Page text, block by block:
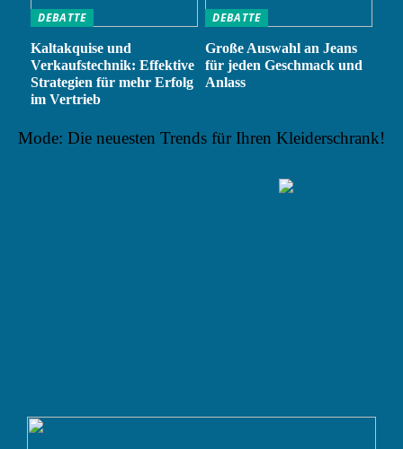
DEBATTE
Kaltakquise und
Verkaufstechnik: Effektive
Strategien für mehr Erfolg
im Vertrieb
DEBATTE
Große Auswahl an Jeans
für jeden Geschmack und
Anlass
Mode: Die neuesten Trends für Ihren Kleiderschrank!